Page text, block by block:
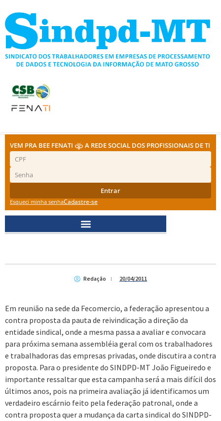
para
conteúdo
VEM PRA BEE FENATI A REDE SOCIAL DOS PROFISSIONAIS DE TI
Entrar
Esqueci minha senhaCadastre-se
Redação 20/04/2011
Em reunião na sede da Fecomercio, a federação apresentou a
contra proposta da pauta de reivindicação a direção da
entidade sindical, onde a mesma passa a avaliar e convocara
para próxima semana assembléia geral com os trabalhadores
e trabalhadoras das empresas privadas, onde discutira a contra
proposta. Para o presidente do SINDPD-MT João Figueiredo e
importante ressaltar que esta campanha será a mais difícil dos
últimos anos, pois na primeira avaliação já identificamos um
verdadeiro escárnio feito pela federação patronal, onde a
contra proposta quer a mudança da carta sindical do SINDPD-